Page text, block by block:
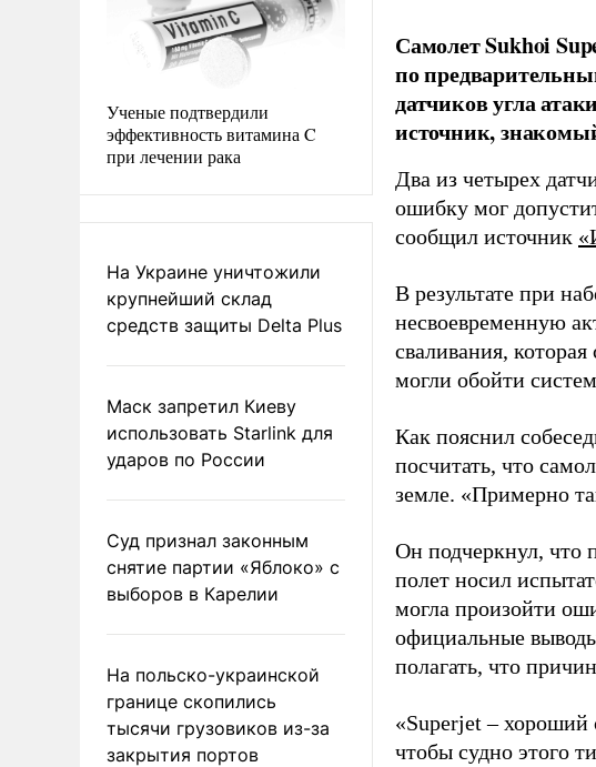
Ученые подтвердили
эффективность витамина C
при лечении рака
На Украине уничтожили
крупнейший склад
средств защиты Delta Plus
Маск запретил Киеву
использовать Starlink для
ударов по России
Суд признал законным
снятие партии «Яблоко» с
выборов в Карелии
На польско-украинской
границе скопились
тысячи грузовиков из-за
закрытия портов
Самолет Sukhoi
по
датчиков угла
источник,
Два из четырех
ошибку мог
сообщил источник
В результате при
несвоевременную
сваливания,
могли обойти
Как пояснил
посчитать, что
земле. «Примерно
Он подчеркнул, что
полет носил
могла произойти
официальные
полагать, что
«Superjet – хороший
чтобы судно этого